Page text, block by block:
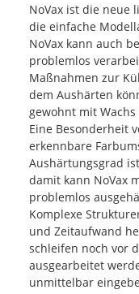
NoVax ist die neue
die einfache
NoVax kann auch
problemlos
Maßnahmen zur
dem Aushärten
gewohnt mit
Eine Besonderheit
erkennbare
Aushärtungsgrad
damit kann NoVax
problemlos
Komplexe
und Zeitaufwand
schleifen noch vor
ausgearbeitet
unmittelbar